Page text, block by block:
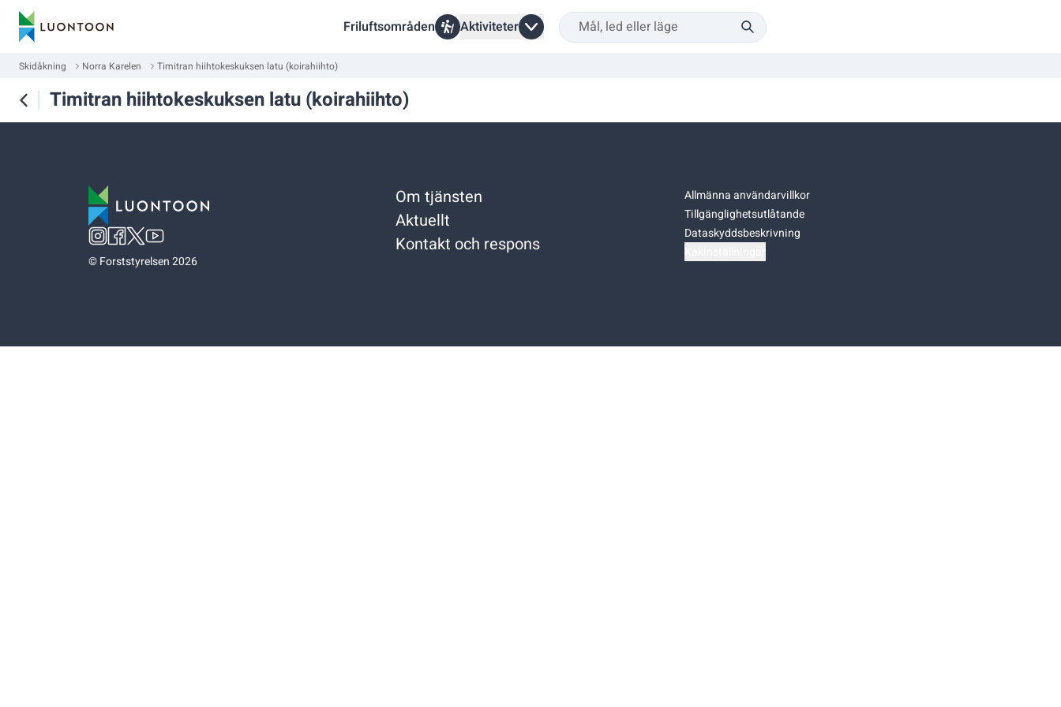
Friluftsområden Aktiviteter
Skidåkning Norra Karelen Timitran hiihtokeskuksen latu (koirahiihto)
Timitran hiihtokeskuksen latu (koirahiihto)
©Forststyrelsen 2026
Om tjänsten
Aktuellt
Kontakt och respons
Allmänna användarvillkor
Tillgänglighetsutlåtande
Dataskyddsbeskrivning